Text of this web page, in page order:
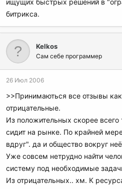
ищущих быстрых решений в
битрикса.
Kelkos
Сам себе программер
26 Июл 2006
>>Принимаються все отзывы
отрицательные.
Из положительных скорее всего
сидит на рынке. По крайней
вдруг". да и общество вокруг
Уже совсем нетрудно найти
систему под необходимые
Из отрицательных.. хм. К